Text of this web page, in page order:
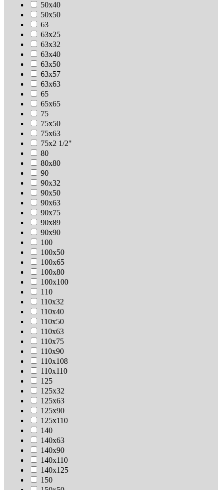
50х40
50х50
63
63х25
63х32
63х40
63х50
63х57
63х63
65
65х65
75
75х50
75х63
75х2 1/2"
80
80х80
90
90х32
90х50
90х63
90х75
90х89
90х90
100
100х50
100х65
100х80
100х100
110
110х32
110х40
110х50
110х63
110х75
110х90
110х108
110х110
125
125х32
125х63
125х90
125х110
140
140х63
140х90
140х110
140х125
150